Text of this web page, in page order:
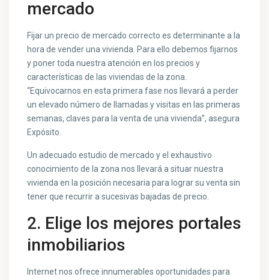
mercado
Fijar un precio de mercado correcto es determinante a la
hora de vender una vivienda. Para ello debemos fijarnos
y poner toda nuestra atención en los precios y
características de las viviendas de la zona.
“Equivocarnos en esta primera fase nos llevará a perder
un elevado número de llamadas y visitas en las primeras
semanas, claves para la venta de una vivienda”, asegura
Expósito.
Un adecuado estudio de mercado y el exhaustivo
conocimiento de la zona nos llevará a situar nuestra
vivienda en la posición necesaria para lograr su venta sin
tener que recurrir a sucesivas bajadas de precio.
2. Elige los mejores portales
inmobiliarios
Internet nos ofrece innumerables oportunidades para